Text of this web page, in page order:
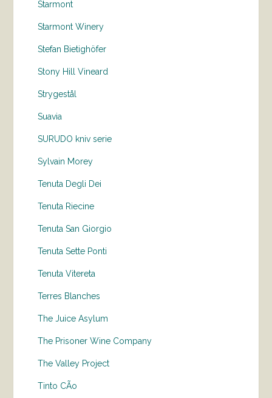
Starmont
Starmont Winery
Stefan Bietighöfer
Stony Hill Vineard
Strygestål
Suavia
SURUDO kniv serie
Sylvain Morey
Tenuta Degli Dei
Tenuta Riecine
Tenuta San Giorgio
Tenuta Sette Ponti
Tenuta Vitereta
Terres Blanches
The Juice Asylum
The Prisoner Wine Company
The Valley Project
Tinto CÃo